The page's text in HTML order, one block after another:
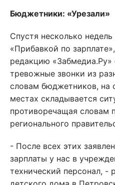
Бюджетники: «Урезали»
Спустя несколько
«Прибавкой по
редакцию «Забмедиа.Ру»
тревожные звонки из
словам бюджетников, на
местах складывается
противоречащая словам
регионального
- После всех этих
зарплаты у нас в
технический персонал, -